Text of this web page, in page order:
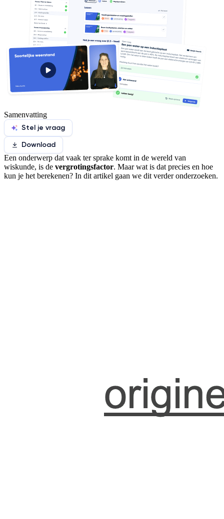
Samenvatting
Stel je vraag
Download
Een onderwerp dat vaak ter sprake komt in de wereld van
wiskunde, is de vergrotingsfactor. Maar wat is dat precies en hoe
kun je het berekenen? In dit artikel gaan we dit verder onderzoeken.